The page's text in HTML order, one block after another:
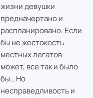
жизни девушки
предначертано и
распланировано. Если
бы не жестокость
местных легатов
может, все так и было
бы… Но
несправедливость и